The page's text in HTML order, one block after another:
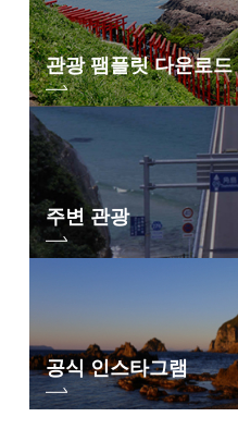
하고 있습니다.
전재되는 경우는, 반드시 「가네코
세요.
관광 팸플릿 다운로드
주변 관광
공식 인스타그램